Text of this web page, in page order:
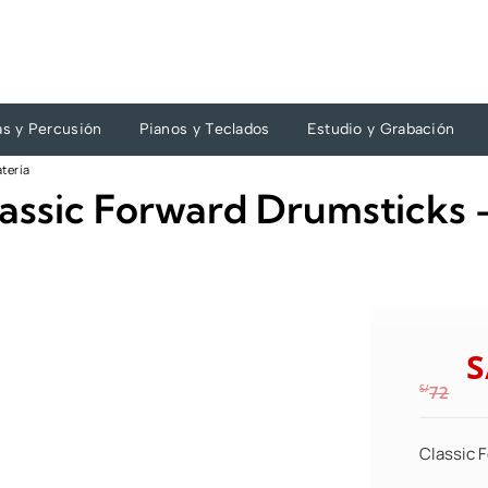
y Percusión Pianos y Teclados Estudio y Grabación
Forward Drumsticks
S/72
Classic